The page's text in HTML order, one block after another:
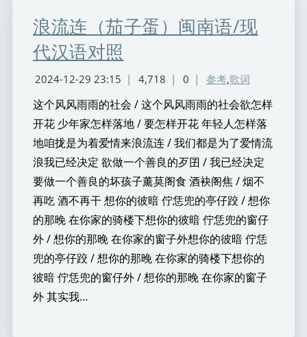
浪流连（茄子蛋）闽南语/现
代汉语对照
2024-12-29 23:15 | 4,718 | 0 | 参考,歌词
这个风风雨雨的社会 / 这个风风雨雨的社会欲怎样
开花 少年家怎样落地 / 要怎样开花 年轻人怎样落
地咱拢是为着爱情来浪流连 / 我们都是为了爱情流
浪我已经决定 欲做一个善良的歹囝 / 我已经决定
要做一个善良的坏孩子薰莫阁食 酒袂阁焦 / 烟不
再吃 酒不再干 想你的彼暗 佇恁兜的亭仔跤 / 想你
的那晚 在你家的骑楼下想你的彼暗 佇恁兜的窗仔
外 / 想你的那晚 在你家的窗子外想你的彼暗 佇恁
兜的亭仔跤 / 想你的那晚 在你家的骑楼下想你的
彼暗 佇恁兜的窗仔外 / 想你的那晚 在你家的窗子
外 其实我…